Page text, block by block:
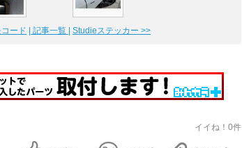
ード | 記事一覧 | Studieステッカー >>
イイね！0件